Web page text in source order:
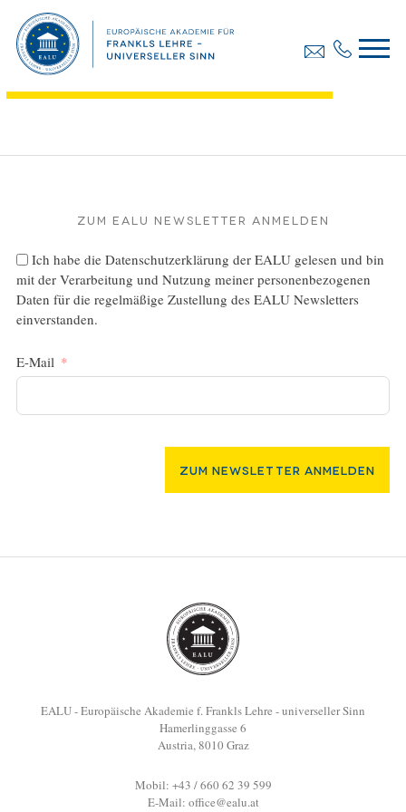
Diplomarbeit, Susnik Barbara
Dateigröße:
Zum EALU Newsletter anmelden
Ich habe die Datenschutzerklärung der EALU gelesen und bin
mit der Verarbeitung und Nutzung meiner personenbezogenen
Daten für die regelmäßige Zustellung des EALU Newsletters
einverstanden.
E-Mail
Zum Newsletter Anmelden
EALU - Europäische Akademie f. Frankls Lehre - universeller Sinn
Hamerlinggasse 6
Austria, 8010 Graz
Mobil: +43 / 660 62 39 599
E-Mail: office@ealu.at